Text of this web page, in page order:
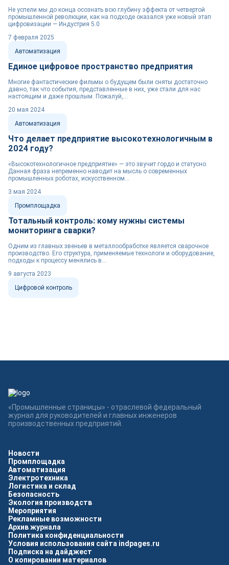
Не успели мы до конца осознать всю глубину эффекта от четвертой
промышленной революции, как на подходе оказался уже новый этап
цифровизации — Индустрия 5.0
Автоматизация
7 февраля 2025
Единое цифровое пространство предприятия
Многие фантастические фильмы о будущем были сняты достаточно
давно, так что события, представленные в них, уже стали для нас
настоящим и даже прошлым. Пожалуй,...
Автоматизация
20 мая 2024
Что делает предприятие высокотехнологичным в
2024 году?
«Высокотехнологичное предприятие» — это звучит гордо и статусно.
Данная фраза непременно наводит на мысль о современных
промышленных роботах, искусственном...
Промплощадка
3 мая 2024
Тотальный контроль: кому нужны системы
мониторинга сварки?
Одним из главных звеньев в металлообработке является сварочное
производство. Его структура, применяемые технологи и оборудование,
подходы к процессу менялись в...
Цифровой контроль
9 августа 2023
Новости
Промплощадка
Автоматизация
Электротехника
Логистика и склад
Безопасность
Экология производств
Мероприятия
Рекламные возможности
Архив журнала
Политика конфиденциальности
Условия использования сайта indpages.ru
Подписка на дайджест
О копировании материалов
«Промышленные страницы» - отраслевой федеральный
журнал для руководителей и главных инженеров
производственных предприятий.